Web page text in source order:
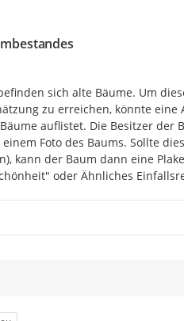
sich alte Bäume. Um
zu erreichen, könnte
auflistet. Die Besitzer der
Foto des Baums. Sollte
kann der Baum dann eine
oder Ähnliches